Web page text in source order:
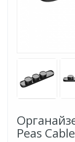
Peas